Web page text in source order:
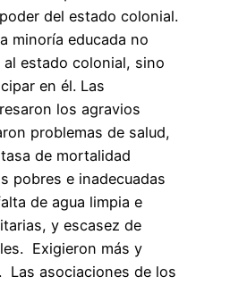
del estado colonial.
minoría educada no
al estado colonial, sino
en él. Las
los agravios
problemas de salud,
de mortalidad
pobres e inadecuadas
de agua limpia e
y escasez de
Exigieron más y
Las asociaciones de los